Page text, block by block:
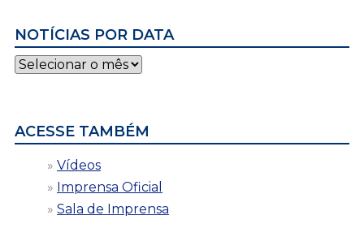
NOTÍCIAS POR DATA
Notícias
por
ACESSE TAMBÉM
Vídeos
Imprensa Oficial
Sala de Imprensa